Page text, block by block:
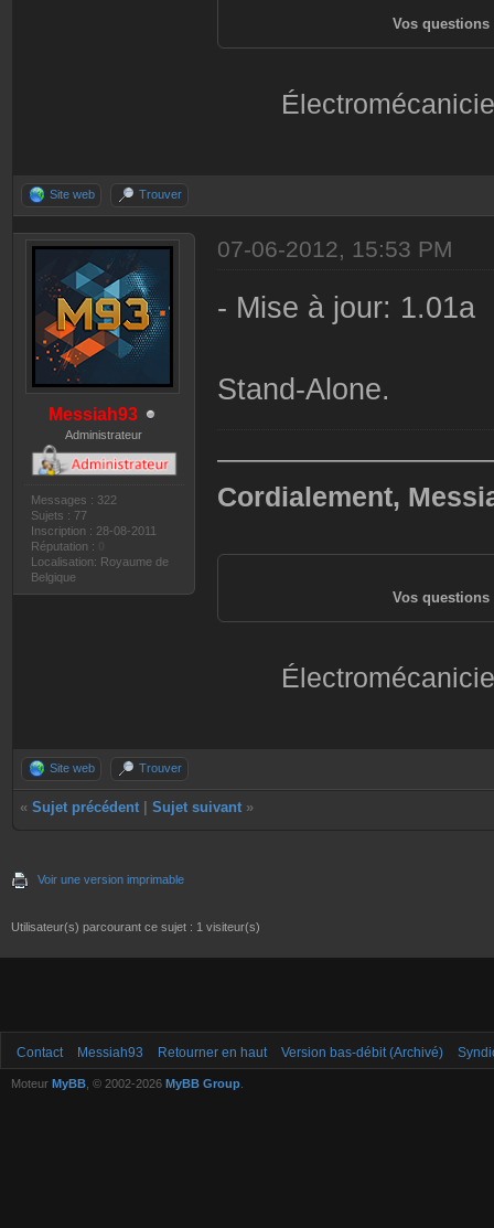
Vos questions
Site web Trouver
Messiah93
Administrateur
Messages : 322
Sujets : 77
Inscription : 28-08-2011
Réputation :
Localisation: Royaume de
Belgique
07-06-2012, 15:53 PM
- Mise à jour: 1.01a
Stand-Alone.
Cordialement,
Vos questions
Site web Trouver
« Sujet précédent Sujet suivant »
Voir une version imprimable
Utilisateur(s) parcourant ce sujet : 1 visiteur(s)
Contact Messiah93 Retourner en haut Version bas-débit (Archivé)
Moteur MyBB , © 2002-2026 MyBB Group